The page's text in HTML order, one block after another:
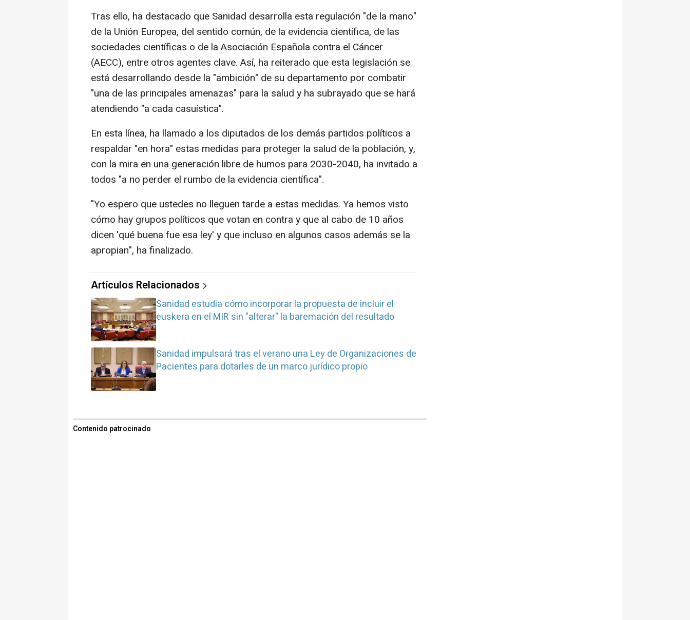
Tras ello, ha destacado que Sanidad desarrolla esta regulación "de la mano"
de la Unión Europea, del sentido común, de la evidencia científica, de las
sociedades científicas o de la Asociación Española contra el Cáncer
(AECC), entre otros agentes clave. Así, ha reiterado que esta legislación se
está desarrollando desde la "ambición" de su departamento por combatir
"una de las principales amenazas" para la salud y ha subrayado que se hará
atendiendo "a cada casuística".
En esta línea, ha llamado a los diputados de los demás partidos políticos a
respaldar "en hora" estas medidas para proteger la salud de la población, y,
con la mira en una generación libre de humos para 2030-2040, ha invitado a
todos "a no perder el rumbo de la evidencia científica".
"Yo espero que ustedes no lleguen tarde a estas medidas. Ya hemos visto
cómo hay grupos políticos que votan en contra y que al cabo de 10 años
dicen 'qué buena fue esa ley' y que incluso en algunos casos además se la
apropian", ha finalizado.
Artículos Relacionados
Sanidad estudia cómo incorporar la propuesta de incluir el
euskera en el MIR sin "alterar" la baremación del resultado
Sanidad impulsará tras el verano una Ley de Organizaciones de
Pacientes para dotarles de un marco jurídico propio
Contenido patrocinado